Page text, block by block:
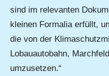
sind im relevanten
kleinen Formalia erfüllt,
die von der
Lobauautobahn,
umzusetzen.“